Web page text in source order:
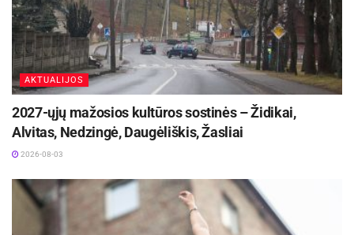
AKTUALIJOS
2027-ųjų mažosios kultūros sostinės – Židikai,
Alvitas, Nedzingė, Daugėliškis, Žasliai
2026-08-03